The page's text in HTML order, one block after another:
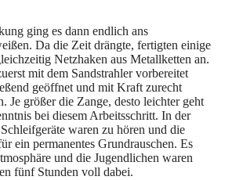
ging es dann endlich ans
Da die Zeit drängte, fertigten einige
Netzhaken aus Metallketten an.
mit dem Sandstrahler vorbereitet
geöffnet und mit Kraft zurecht
Je größer die Zange, desto leichter geht
bei diesem Arbeitsschritt. In der
waren zu hören und die
ein permanentes Grundrauschen. Es
und die Jugendlichen waren
fünf Stunden voll dabei.